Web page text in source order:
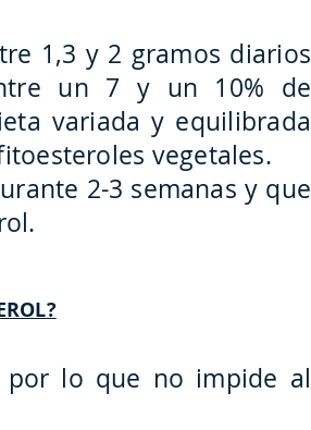
1,3 y 2 gramos diarios
un 7 y un 10% de
variada y equilibrada
vegetales.
2-3 semanas y que
por lo que no impide al